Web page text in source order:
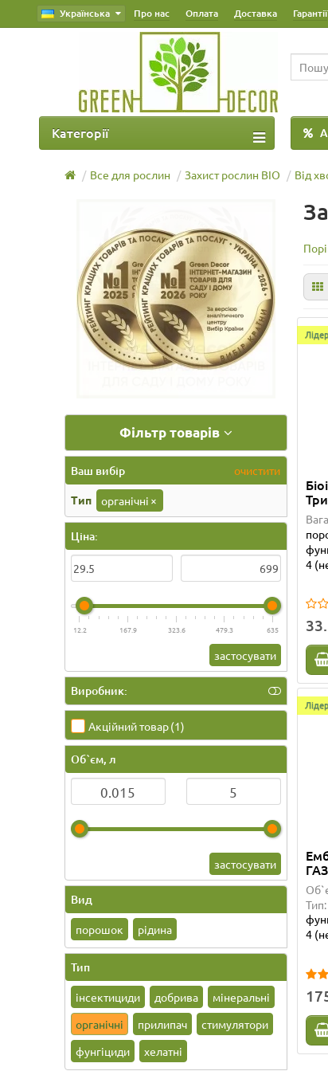
Українська Про нас Оплата Доставка Гарантії
Категорії
Все для рослин Захист рослин BIO Від
Фільтр товарів
Ваш вибір очистити
Тип органічні ×
Ціна:
12.2 167.9 323.6 479.3 635
застосувати
Виробник:
Акційний товар(1)
Об`єм, л
застосувати
Вид
порошок рідина
Тип
інсектициди добрива
мінеральні
органічні
прилипач
стимулятори
фунгіциди
хелатні
4
Тип:
4